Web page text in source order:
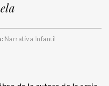
Narrativa Infantil